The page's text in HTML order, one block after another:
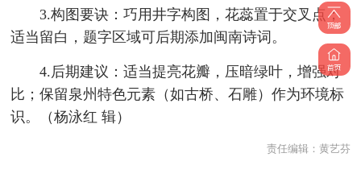
3.构图要诀：巧用井字构图，花蕊置于交叉点；
适当留白，题字区域可后期添加闽南诗词。
4.后期建议：适当提亮花瓣，压暗绿叶，增强对
比；保留泉州特色元素（如古桥、石雕）作为环境标
识。（杨泳红 辑）
责任编辑： 黄艺芬